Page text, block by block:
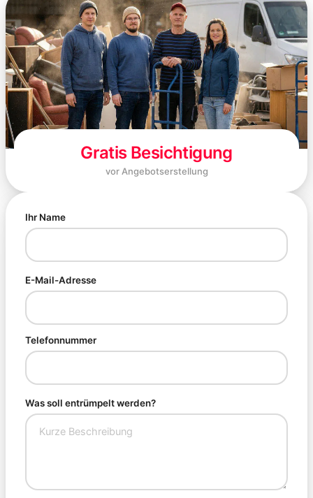
Gratis Besichtigung
vor Angebotserstellung
Ihr Name
E-Mail-Adresse
Telefonnummer
Was soll entrümpelt werden?